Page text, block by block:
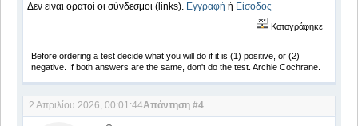
Δεν είναι ορατοί οι σύνδεσμοι (links). Εγγραφή ή Είσοδος
Καταγράφηκε
Before ordering a test decide what you will do if it is (1) positive, or (2)
negative. If both answers are the same, don't do the test. Archie Cochrane.
2 Απριλίου 2026, 00:01:44Απάντηση #4